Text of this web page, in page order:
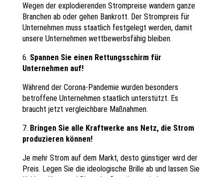
Wegen der explodierenden Strompreise wandern ganze
Branchen ab oder gehen Bankrott. Der Strompreis für
Unternehmen muss staatlich festgelegt werden, damit
unsere Unternehmen wettbewerbsfähig bleiben.
6. Spannen Sie einen Rettungsschirm für
Unternehmen auf!
Während der Corona-Pandemie wurden besonders
betroffene Unternehmen staatlich unterstützt. Es
braucht jetzt vergleichbare Maßnahmen.
7. Bringen Sie alle Kraftwerke ans Netz, die Strom
produzieren können!
Je mehr Strom auf dem Markt, desto günstiger wird der
Preis. Legen Sie die ideologische Brille ab und lassen Sie